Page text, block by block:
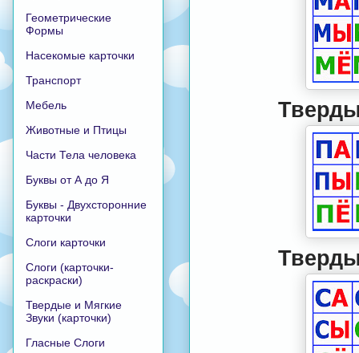
Геометрические
Формы
Насекомые карточки
Транспорт
Мебель
Животные и Птицы
Части Тела человека
Буквы от А до Я
Буквы - Двухсторонние
карточки
Слоги карточки
Слоги (карточки-
раскраски)
Твердые и Мягкие
Звуки (карточки)
Гласные Слоги